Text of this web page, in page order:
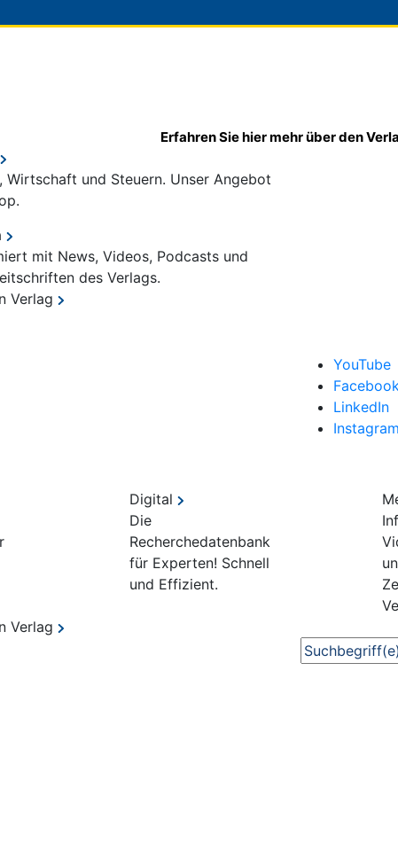
Erfahren Sie hier mehr über den
Wirtschaft und Steuern. Unser Angebot
mit News, Videos, Podcasts und
des Verlags.
Verlag
YouTube
LinkedIn
Instagram
Digital
Die
Recherchedatenbank
für Experten! Schnell
und Effizient.
Verlag